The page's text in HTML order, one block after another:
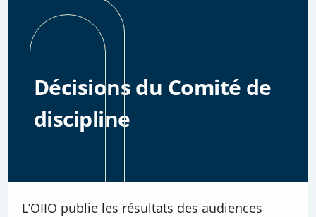
Décisions du Comité de
discipline
L’OIIO publie les résultats des audiences